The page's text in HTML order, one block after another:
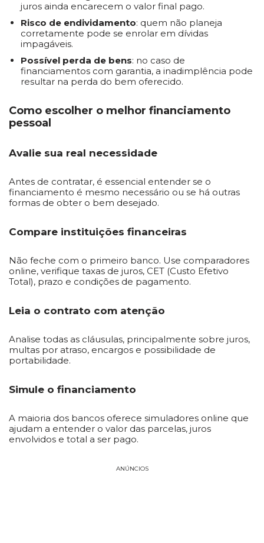
juros ainda encarecem o valor final pago.
Risco de endividamento: quem não planeja
corretamente pode se enrolar em dívidas
impagáveis.
Possível perda de bens: no caso de
financiamentos com garantia, a inadimplência pode
resultar na perda do bem oferecido.
Como escolher o melhor financiamento
pessoal
Avalie sua real necessidade
Antes de contratar, é essencial entender se o
financiamento é mesmo necessário ou se há outras
formas de obter o bem desejado.
Compare instituições financeiras
Não feche com o primeiro banco. Use comparadores
online, verifique taxas de juros, CET (Custo Efetivo
Total), prazo e condições de pagamento.
Leia o contrato com atenção
Analise todas as cláusulas, principalmente sobre juros,
multas por atraso, encargos e possibilidade de
portabilidade.
Simule o financiamento
A maioria dos bancos oferece simuladores online que
ajudam a entender o valor das parcelas, juros
envolvidos e total a ser pago.
ANÚNCIOS